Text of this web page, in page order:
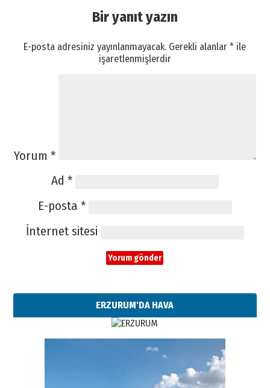
Bir yanıt yazın
E-posta adresiniz yayınlanmayacak. Gerekli alanlar* ile
işaretlenmişlerdir
Yorum *
Ad *
E-posta *
İnternet sitesi
ERZURUM'DA HAVA